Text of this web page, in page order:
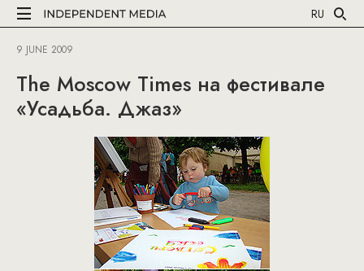
RU
9 JUNE 2009
The Moscow Times на фестивале
«Усадьба. Джаз»